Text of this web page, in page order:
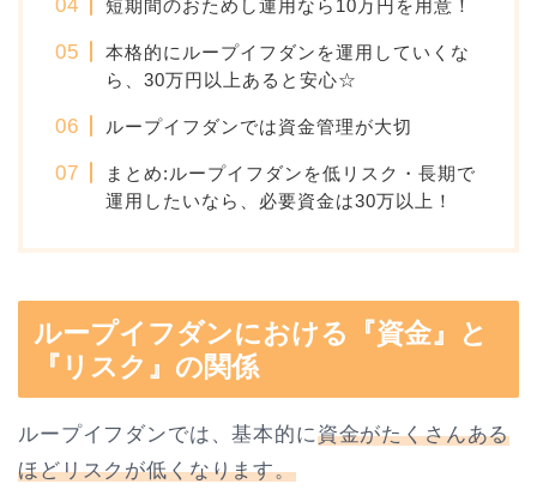
短期間のおためし運用なら10万円を用意！
本格的にループイフダンを運用していくな
ら、30万円以上あると安心☆
ループイフダンでは資金管理が大切
まとめ:ループイフダンを低リスク・長期で
運用したいなら、必要資金は30万以上！
ループイフダンにおける『資金』と
『リスク』の関係
ループイフダンでは、基本的に資金がたくさんある
ほどリスクが低くなります。